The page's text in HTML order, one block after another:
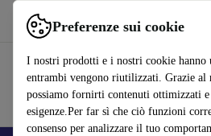
Preferenze sui cookie
I nostri prodotti e i nostri cookie hanno
entrambi vengono riutilizzati. Grazie
possiamo fornirti contenuti ottimizzati
esigenze.Per far sì che ciò funzioni
consenso per analizzare il tuo
Usa refurbed in modo rapido e semplice